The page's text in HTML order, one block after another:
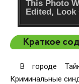
Краткое
В городе
Криминальные